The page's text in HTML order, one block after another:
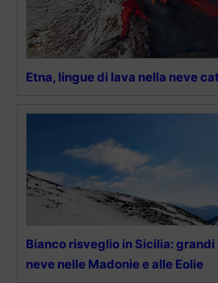
Etna, lingue di lava nella neve
Bianco risveglio in Sicilia:
neve nelle Madonie e alle Eolie